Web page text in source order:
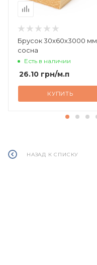
Брусок 30х60х3000 мм
сосна
Есть в наличии
26.10 грн/м.п
КУПИТЬ
НАЗАД К СПИСКУ